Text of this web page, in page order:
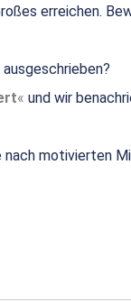
erreichen.
und wir
nach motivierten